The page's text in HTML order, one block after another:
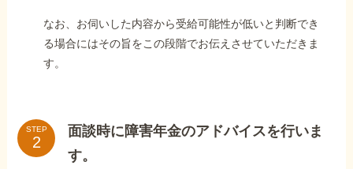
なお、お伺いした内容から受給可能性が低いと判断でき
る場合にはその旨をこの段階でお伝えさせていただきま
す。
STEP
面談時に障害年金のアドバイスを行いま
す。